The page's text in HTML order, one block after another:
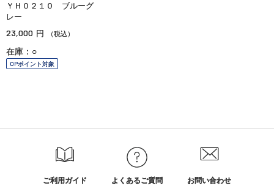
ＹＨ０２１０ ブルーグ
レー
23,000 円 （税込）
在庫：○
OPポイント対象
ご利用ガイド よくあるご質問 お問い合わせ